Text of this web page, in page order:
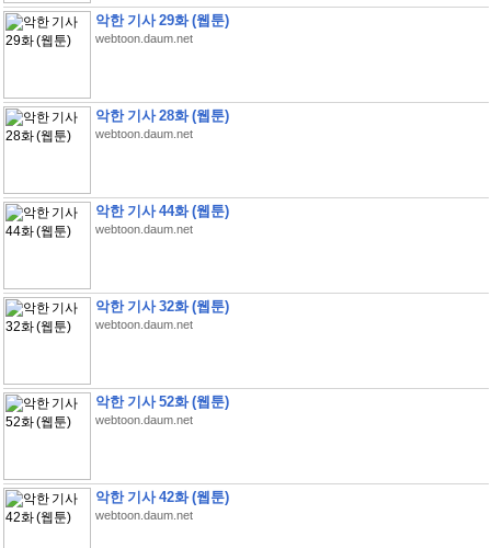
악한 기사 29화 (웹툰)
webtoon.daum.net
악한 기사 28화 (웹툰)
webtoon.daum.net
악한 기사 44화 (웹툰)
webtoon.daum.net
악한 기사 32화 (웹툰)
webtoon.daum.net
악한 기사 52화 (웹툰)
webtoon.daum.net
악한 기사 42화 (웹툰)
webtoon.daum.net